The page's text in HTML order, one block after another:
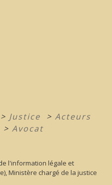
> Justice > Acteurs
> Avocat
l'information légale et
Ministère chargé de la justice